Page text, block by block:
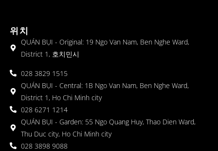
위치
QUÁN BỤI - Original: 19 Ngo Van Nam, Ben Nghe Ward,
District 1, 호치민시
028 3829 1515
QUÁN BỤI - Central: 1B Ngo Van Nam, Ben Nghe Ward,
District 1, Ho Chi Minh city
028 6271 1214
QUÁN BỤI - Garden: 55 Ngo Quang Huy, Thao Dien Ward,
Thu Duc city, Ho Chi Minh city
028 3898 9088